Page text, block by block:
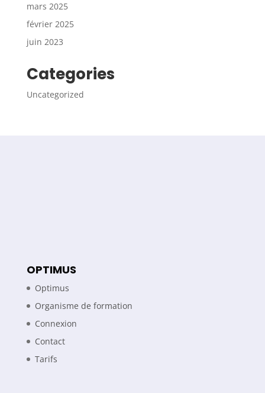
mars 2025
février 2025
juin 2023
Categories
Uncategorized
OPTIMUS
Optimus
Organisme de formation
Connexion
Contact
Tarifs